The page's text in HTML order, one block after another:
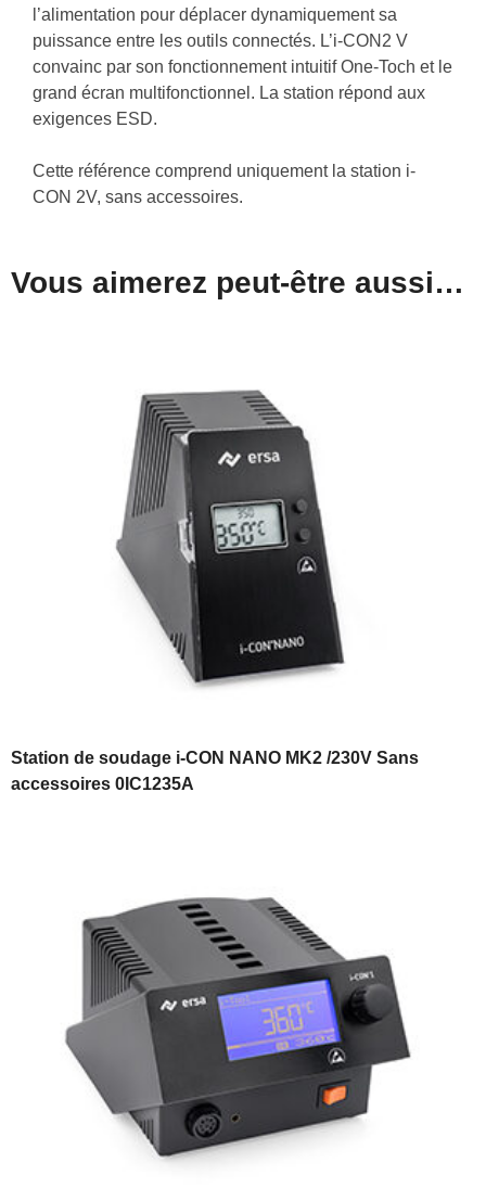
l’alimentation pour déplacer dynamiquement sa
puissance entre les outils connectés. L’i-CON2 V
convainc par son fonctionnement intuitif One-Toch et le
grand écran multifonctionnel. La station répond aux
exigences ESD.
Cette référence comprend uniquement la station i-
CON 2V, sans accessoires.
Vous aimerez peut-être aussi…
Station de soudage i-CON NANO MK2 /230V Sans
accessoires 0IC1235A